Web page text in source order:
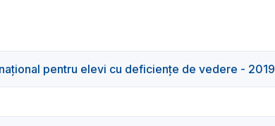
pentru elevi cu deficienţe de vedere - 2019